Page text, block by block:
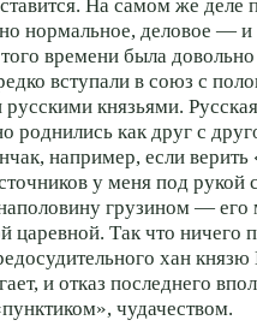
На самом же деле
нормальное, деловое — и
времени была
вступали в союз с
князьями.
роднились как друг с
например, если
у меня под рукой
грузином — его
царевной. Так что ничего
хан
и отказ последнего
чудачеством.